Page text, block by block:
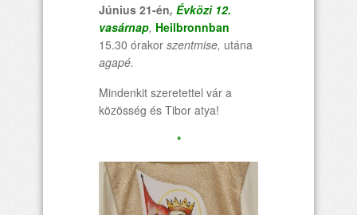
Június 21-én, Évközi 12.
vasárnap, Heilbronnban
15.30 órakor szentmise, utána
agapé.
Mindenkit szeretettel vár a
közösség és Tibor atya!
*